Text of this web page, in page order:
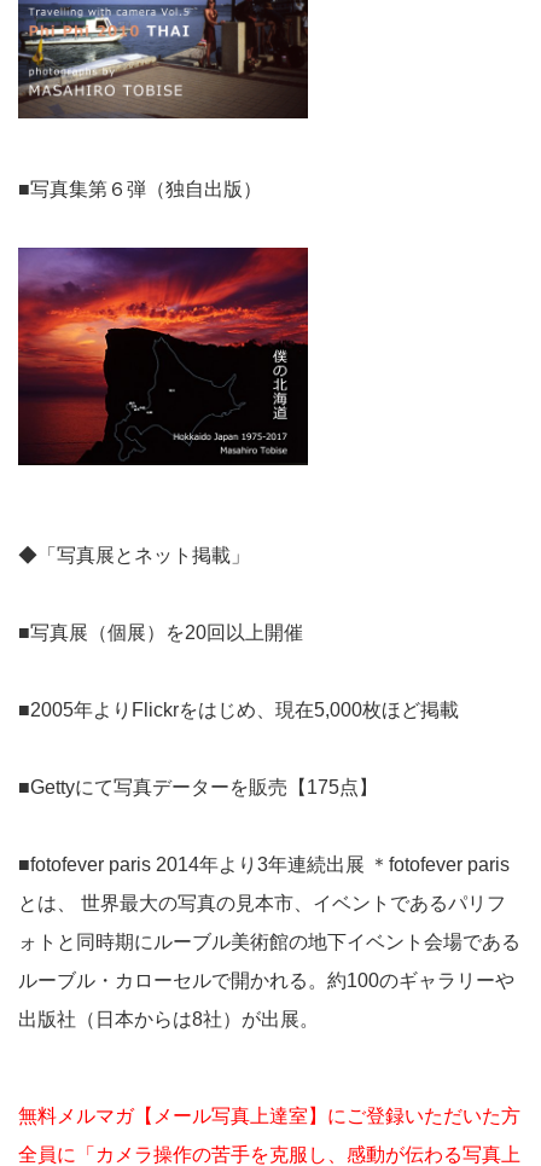
■写真集第６弾（独自出版）
◆「写真展とネット掲載」
■写真展（個展）を20回以上開催
■2005年よりFlickrをはじめ、現在5,000枚ほど掲載
■Gettyにて写真データーを販売【175点】
■fotofever paris 2014年より3年連続出展 ＊fotofever paris
とは、 世界最大の写真の見本市、イベントであるパリフ
ォトと同時期にルーブル美術館の地下イベント会場である
ルーブル・カローセルで開かれる。約100のギャラリーや
出版社（日本からは8社）が出展。
無料メルマガ【メール写真上達室】にご登録いただいた方
全員に「カメラ操作の苦手を克服し、感動が伝わる写真上